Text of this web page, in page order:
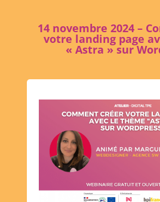
14 novembre 2024 –
votre landing page
« Astra » sur